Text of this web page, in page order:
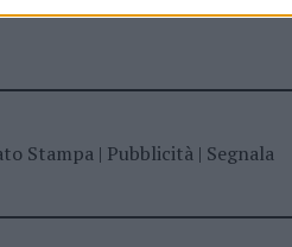
Stampa| Pubblicità| Segnala